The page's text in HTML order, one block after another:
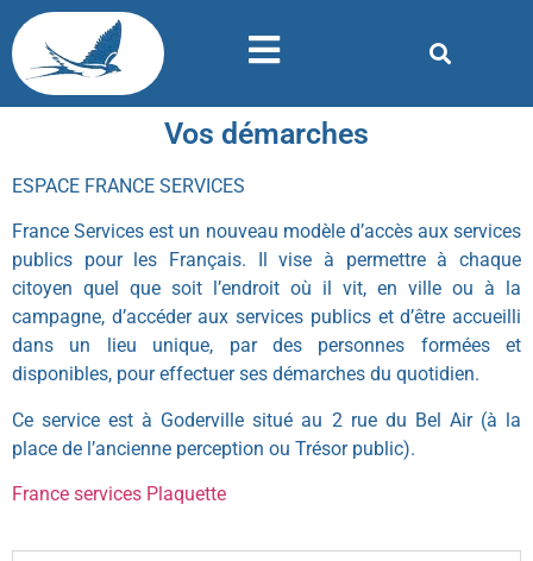
Vos démarches
ESPACE FRANCE SERVICES
France Services est un nouveau modèle d’accès aux services
publics pour les Français. Il vise à permettre à chaque
citoyen quel que soit l’endroit où il vit, en ville ou à la
campagne, d’accéder aux services publics et d’être accueilli
dans un lieu unique, par des personnes formées et
disponibles, pour effectuer ses démarches du quotidien.
Ce service est à Goderville situé au 2 rue du Bel Air (à la
place de l’ancienne perception ou Trésor public).
France services Plaquette